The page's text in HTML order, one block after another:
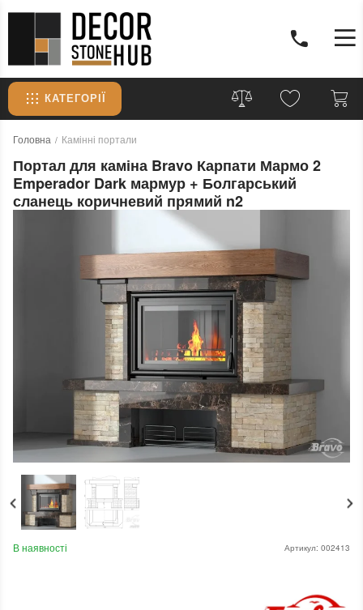
КАТЕГОРІЇ
Головна Камінні портали
Портал для каміна Bravo Карпати Мармо 2
Emperador Dark мармур + Болгарський
сланець коричневий прямий n2
Артикул: 002413
В наявності